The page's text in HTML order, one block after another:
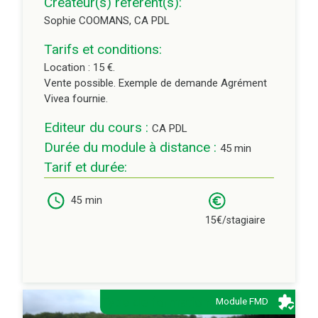
Sophie COOMANS, CA PDL
Tarifs et conditions:
Location : 15 €.
Vente possible. Exemple de demande Agrément
Vivea fournie.
Editeur du cours : CA PDL
Durée du module à distance : 45 min
Tarif et durée:
45 min
15€/stagiaire
Module FMD
Description: